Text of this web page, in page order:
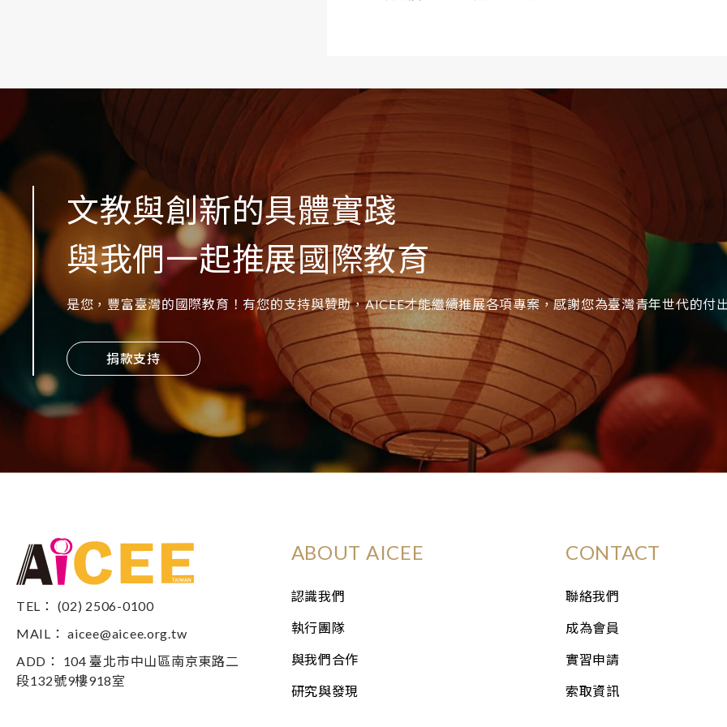
文教與創新的具體實踐
與我們一起推展國際教育
是您，豐富臺灣的國際教育！有您的支持與贊助，AICEE才能繼續推展各項專案，感謝您為臺灣青年世代的付
捐款支持
TEL： (02) 2506-0100
MAIL：aicee@aicee.org.tw
ADD： 104 臺北市中山區南京東路二
段132號9樓918室
ABOUT AICEE
認識我們
執行團隊
與我們合作
研究與發現
CONTACT
聯絡我們
成為會員
實習申請
索取資訊